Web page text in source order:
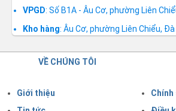
VPGD: Số B1A - Âu Cơ, phường Liên
Kho hàng: Âu Cơ, phường Liên Chiểu, Đà
VỀ CHÚNG TÔI
Giới thiệu
Chính